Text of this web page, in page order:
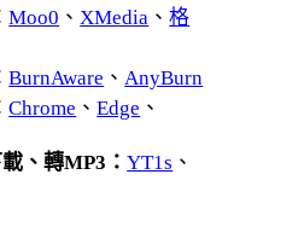
Moo0 、 XMedia 、格
BurnAware 、 AnyBurn
Chrome 、Edge 、
載、轉MP3：YT1s 、